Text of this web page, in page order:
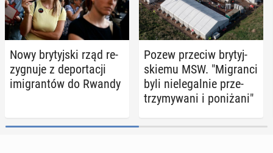
Nowy bry­tyj­ski rząd re­
zy­gnu­je z de­por­ta­cji
imi­gran­tów do Rwandy
Pozew przeciw bry­tyj­
skie­mu MSW. "Mi­gran­ci
byli nie­le­gal­nie prze­
trzy­my­wa­ni i po­ni­ża­ni"